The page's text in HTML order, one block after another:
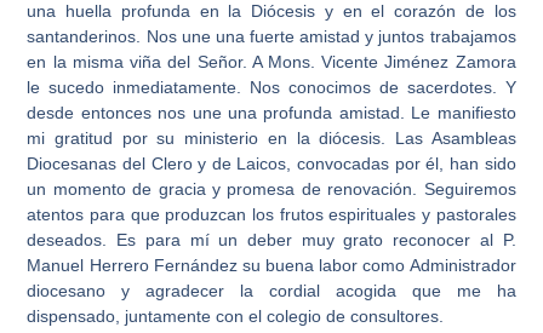
una huella profunda en la Diócesis y en el corazón de los
santanderinos. Nos une una fuerte amistad y juntos trabajamos
en la misma viña del Señor. A Mons. Vicente Jiménez Zamora
le sucedo inmediatamente. Nos conocimos de sacerdotes. Y
desde entonces nos une una profunda amistad. Le manifiesto
mi gratitud por su ministerio en la diócesis. Las Asambleas
Diocesanas del Clero y de Laicos, convocadas por él, han sido
un momento de gracia y promesa de renovación. Seguiremos
atentos para que produzcan los frutos espirituales y pastorales
deseados. Es para mí un deber muy grato reconocer al P.
Manuel Herrero Fernández su buena labor como Administrador
diocesano y agradecer la cordial acogida que me ha
dispensado, juntamente con el colegio de consultores.